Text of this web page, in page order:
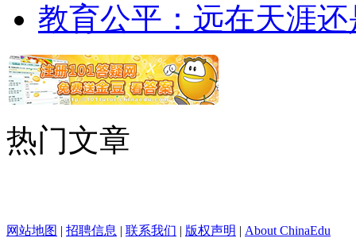
教育公平：远在天涯
热门文章
网站地图 | 招聘信息 | 联系我们 | 版权声明 | About ChinaEdu